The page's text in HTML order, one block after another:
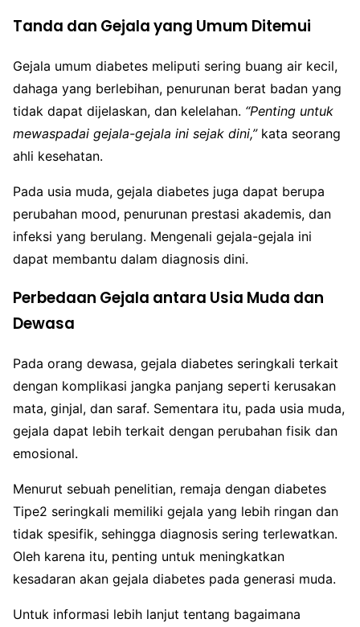
Tanda dan Gejala yang Umum Ditemui
Gejala umum diabetes meliputi sering buang air kecil,
dahaga yang berlebihan, penurunan berat badan yang
tidak dapat dijelaskan, dan kelelahan. “Penting untuk
mewaspadai gejala-gejala ini sejak dini,”kata seorang
ahli kesehatan.
Pada usia muda, gejala diabetes juga dapat berupa
perubahan mood, penurunan prestasi akademis, dan
infeksi yang berulang. Mengenali gejala-gejala ini
dapat membantu dalam diagnosis dini.
Perbedaan Gejala antara Usia Muda dan
Dewasa
Pada orang dewasa, gejala diabetes seringkali terkait
dengan komplikasi jangka panjang seperti kerusakan
mata, ginjal, dan saraf. Sementara itu, pada usia muda,
gejala dapat lebih terkait dengan perubahan fisik dan
emosional.
Menurut sebuah penelitian, remaja dengan diabetes
Tipe2 seringkali memiliki gejala yang lebih ringan dan
tidak spesifik, sehingga diagnosis sering terlewatkan.
Oleh karena itu, penting untuk meningkatkan
kesadaran akan gejala diabetes pada generasi muda.
Untuk informasi lebih lanjut tentang bagaimana